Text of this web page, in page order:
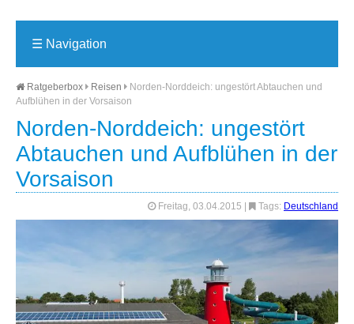
☰ Navigation
Ratgeberbox Reisen
Norden-Norddeich: ungestört Abtauchen und
Aufblühen in der Vorsaison
Norden-Norddeich: ungestört
Abtauchen und Aufblühen in der
Vorsaison
Freitag, 03.04.2015 Tags: Deutschland